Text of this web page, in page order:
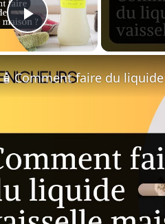
Play Video
🧴 Comment faire du